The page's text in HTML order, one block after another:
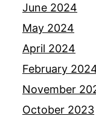
June 2024
May 2024
April 2024
February
November
October 2023